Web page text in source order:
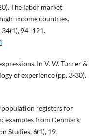
The labor market
income countries.
94–121.
In V. W. Turner &
of experience (pp. 3-30).
population registers for
examples from Denmark
Studies, 6(1), 19.